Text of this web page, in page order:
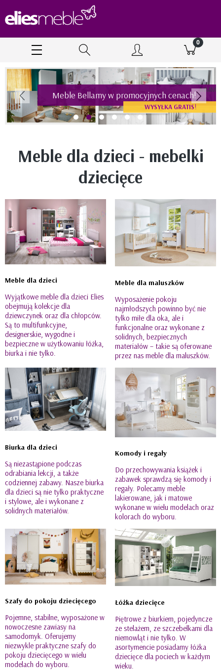
ORYGINALNE dywany firmy Lorena Canals
Tylko u nas PROMOCJE CENOWE!
Meble dla dzieci - mebelki
dziecięce
Meble dla dzieci
Wyjątkowe meble dla dzieci Elies
obejmują kolekcje dla
dziewczynek oraz dla chłopców.
Są to multifunkcyjne,
designerskie, wygodne i
bezpieczne w użytkowaniu łóżka,
biurka i nie tylko.
Meble dla maluszków
Wyposażenie pokoju
najmłodszych powinno być nie
tylko miłe dla oka, ale i
funkcjonalne oraz wykonane z
solidnych, bezpiecznych
materiałów – takie są oferowane
przez nas meble dla maluszków.
Biurka dla dzieci
Są niezastąpione podczas
odrabiania lekcji, a także
codziennej zabawy. Nasze biurka
dla dzieci są nie tylko praktyczne
i stylowe, ale i wykonane z
solidnych materiałów.
Komody i regały
Do przechowywania książek i
zabawek sprawdzą się komody i
regały. Polecamy meble
lakierowane, jak i matowe
wykonane w wielu modelach oraz
kolorach do wyboru.
Szafy do pokoju dziecięcego
Pojemne, stabilne, wyposażone w
nowoczesne zawiasy na
samodomyk. Oferujemy
niezwykle praktyczne szafy do
pokoju dziecięcego w wielu
modelach do wyboru.
Łóżka dziecięce
Piętrowe z biurkiem, pojedyncze
ze stelażem, ze szczebelkami dla
niemowląt i nie tylko. W
asortymencie posiadamy łóżka
dziecięce dla pociech w każdym
wieku.